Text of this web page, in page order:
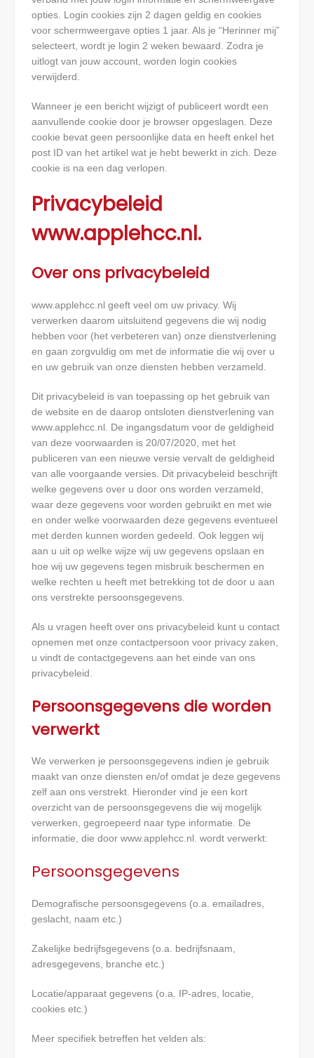
opties. Login cookies zijn 2 dagen geldig en cookies
voor schermweergave opties 1 jaar. Als je “Herinner mij”
selecteert, wordt je login 2 weken bewaard. Zodra je
uitlogt van jouw account, worden login cookies
verwijderd.
Wanneer je een bericht wijzigt of publiceert wordt een
aanvullende cookie door je browser opgeslagen. Deze
cookie bevat geen persoonlijke data en heeft enkel het
post ID van het artikel wat je hebt bewerkt in zich. Deze
cookie is na een dag verlopen.
Privacybeleid
www.applehcc.nl.
Over ons privacybeleid
www.applehcc.nl geeft veel om uw privacy. Wij
verwerken daarom uitsluitend gegevens die wij nodig
hebben voor (het verbeteren van) onze dienstverlening
en gaan zorgvuldig om met de informatie die wij over u
en uw gebruik van onze diensten hebben verzameld.
Dit privacybeleid is van toepassing op het gebruik van
de website en de daarop ontsloten dienstverlening van
www.applehcc.nl. De ingangsdatum voor de geldigheid
van deze voorwaarden is 20/07/2020, met het
publiceren van een nieuwe versie vervalt de geldigheid
van alle voorgaande versies. Dit privacybeleid beschrijft
welke gegevens over u door ons worden verzameld,
waar deze gegevens voor worden gebruikt en met wie
en onder welke voorwaarden deze gegevens eventueel
met derden kunnen worden gedeeld. Ook leggen wij
aan u uit op welke wijze wij uw gegevens opslaan en
hoe wij uw gegevens tegen misbruik beschermen en
welke rechten u heeft met betrekking tot de door u aan
ons verstrekte persoonsgegevens.
Als u vragen heeft over ons privacybeleid kunt u contact
opnemen met onze contactpersoon voor privacy zaken,
u vindt de contactgegevens aan het einde van ons
privacybeleid.
Persoonsgegevens die worden
verwerkt
We verwerken je persoonsgegevens indien je gebruik
maakt van onze diensten en/of omdat je deze gegevens
zelf aan ons verstrekt. Hieronder vind je een kort
overzicht van de persoonsgegevens die wij mogelijk
verwerken, gegroepeerd naar type informatie. De
informatie, die door www.applehcc.nl. wordt verwerkt:
Persoonsgegevens
Demografische persoonsgegevens (o.a. emailadres,
geslacht, naam etc.)
Zakelijke bedrijfsgegevens (o.a. bedrijfsnaam,
adresgegevens, branche etc.)
Locatie/apparaat gegevens (o.a. IP-adres, locatie,
cookies etc.)
Meer specifiek betreffen het velden als: